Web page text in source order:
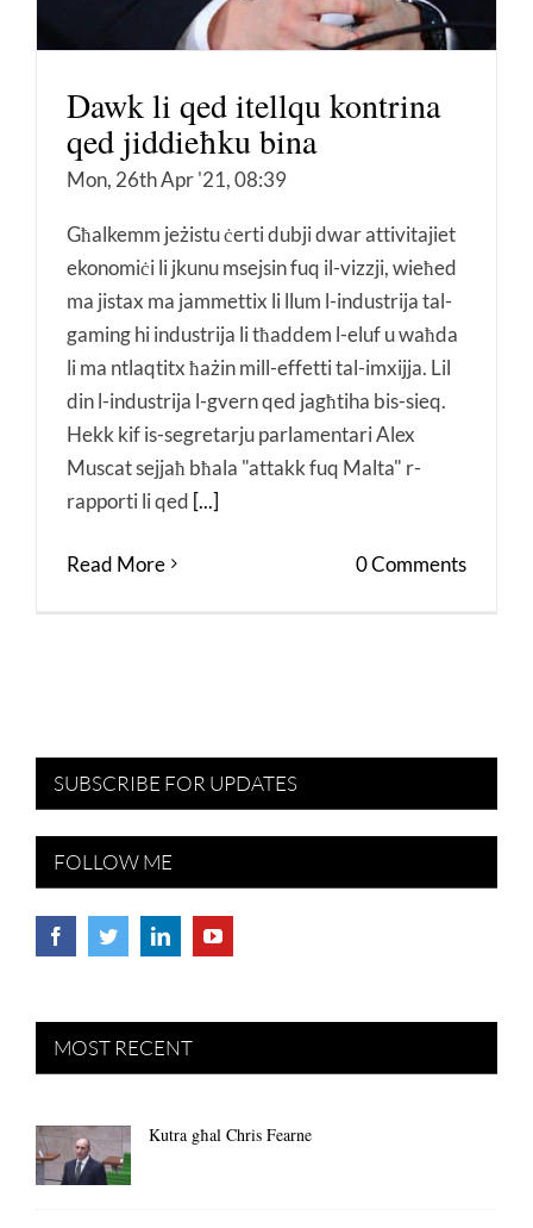
Dawk li qed itellqu kontrina
qed jiddieħku bina
Mon, 26th Apr '21, 08:39
Għalkemm jeżistu ċerti dubji dwar attivitajiet
ekonomiċi li jkunu msejsin fuq il-vizzji, wieħed
ma jistax ma jammettix li llum l-industrija tal-
gaming hi industrija li tħaddem l-eluf u waħda
li ma ntlaqtitx ħażin mill-effetti tal-imxijja. Lil
din l-industrija l-gvern qed jagħtiha bis-sieq.
Hekk kif is-segretarju parlamentari Alex
Muscat sejjaħ bħala "attakk fuq Malta" r-
rapporti li qed [...]
Read More 0 Comments
SUBSCRIBE FOR UPDATES
FOLLOW ME
MOST RECENT
Kutra għal Chris Fearne